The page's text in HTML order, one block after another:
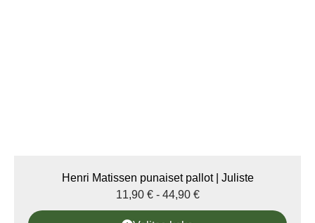
Henri Matissen punaiset pallot | Juliste
11,90 € - 44,90 €